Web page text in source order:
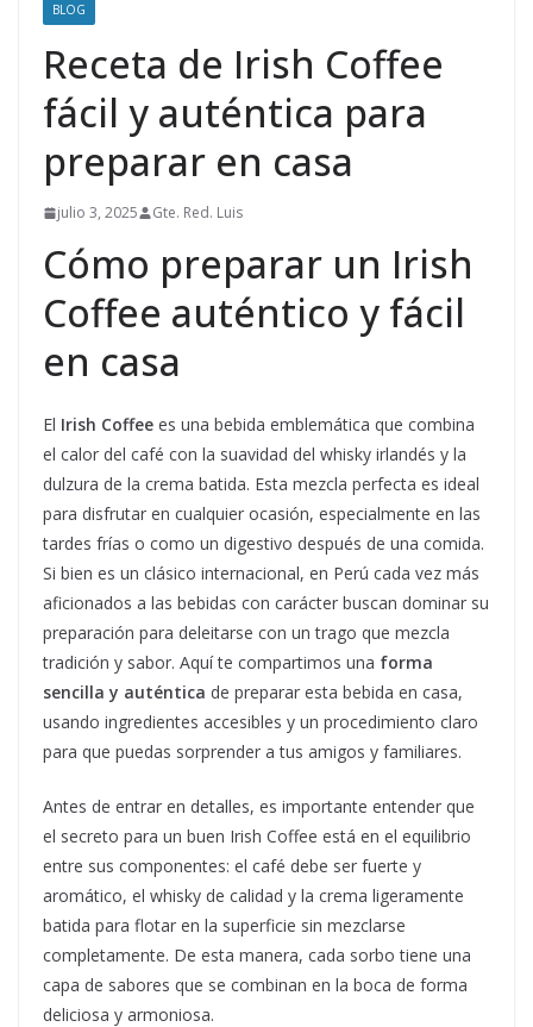
BLOG
Receta de Irish Coffee
fácil y auténtica para
preparar en casa
julio 3, 2025 Gte. Red. Luis
Cómo preparar un Irish
Coffee auténtico y fácil
en casa
El Irish Coffee es una bebida emblemática que combina
el calor del café con la suavidad del whisky irlandés y la
dulzura de la crema batida. Esta mezcla perfecta es ideal
para disfrutar en cualquier ocasión, especialmente en las
tardes frías o como un digestivo después de una comida.
Si bien es un clásico internacional, en Perú cada vez más
aficionados a las bebidas con carácter buscan dominar su
preparación para deleitarse con un trago que mezcla
tradición y sabor. Aquí te compartimos una forma
sencilla y auténtica de preparar esta bebida en casa,
usando ingredientes accesibles y un procedimiento claro
para que puedas sorprender a tus amigos y familiares.
Antes de entrar en detalles, es importante entender que
el secreto para un buen Irish Coffee está en el equilibrio
entre sus componentes: el café debe ser fuerte y
aromático, el whisky de calidad y la crema ligeramente
batida para flotar en la superficie sin mezclarse
completamente. De esta manera, cada sorbo tiene una
capa de sabores que se combinan en la boca de forma
deliciosa y armoniosa.